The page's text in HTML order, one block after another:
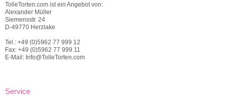
TolleTorten.com ist ein Angebot von:
Alexander Müller
Siemensstr. 24
D-49770 Herzlake
Tel.: +49 (0)5962 77 999 12
Fax: +49 (0)5962 77 999 11
E-Mail: Info@TolleTorten.com
Service